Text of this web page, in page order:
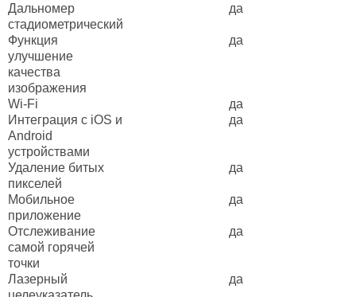
Дальномер
стадиометрический
да
Функция
улучшение
качества
изображения
да
Wi-Fi
да
Интеграция с iOS и
Android
устройствами
да
Удаление битых
пикселей
да
Мобильное
приложение
да
Отслеживание
самой горячей
точки
да
Лазерный
да